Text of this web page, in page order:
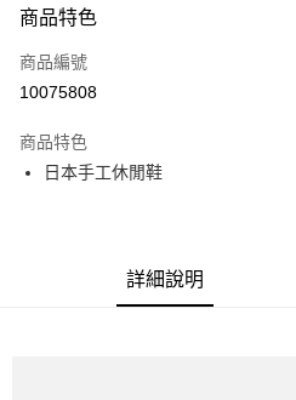
LINE Pay
全盈+PAY
全家取貨付款
商品特色
商品編號
10075808
商品特色
日本手工休閒鞋
詳細說明